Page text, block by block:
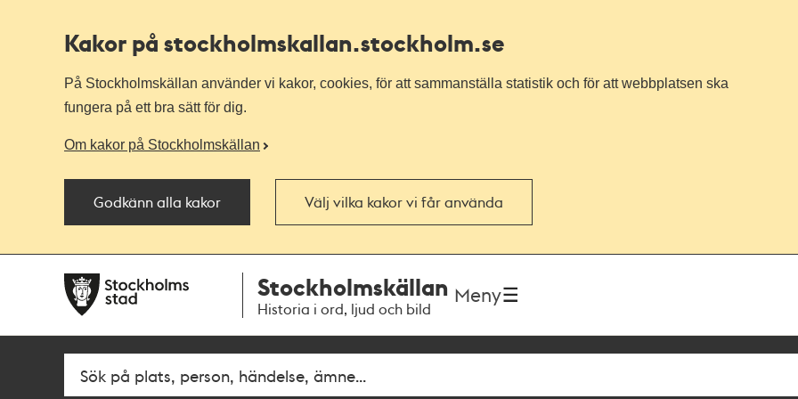
Kakor på stockholmskallan.stockholm.se
På Stockholmskällan använder vi kakor, cookies, för att sammanställa statistik och för att webbplatsen ska
fungera på ett bra sätt för dig.
Om kakor på Stockholmskällan
Godkänn alla kakor Välj vilka kakor vi får använda
navigationen
huvudinnehållet
Stockholmskällan
Historia i ord, ljud och bild
Meny
SökFritextsök